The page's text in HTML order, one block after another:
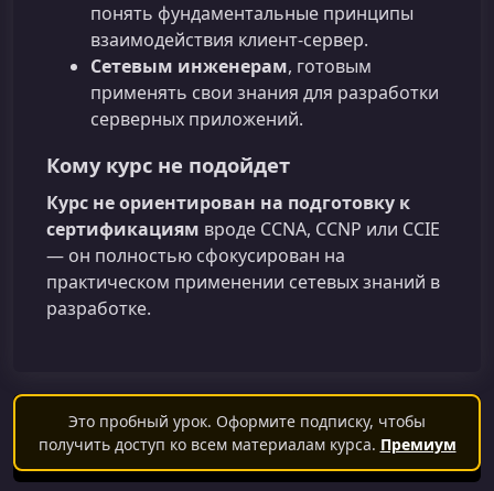
понять фундаментальные принципы
взаимодействия клиент‑сервер.
Сетевым инженерам, готовым
применять свои знания для разработки
серверных приложений.
Кому курс не подойдет
Курс не ориентирован на подготовку к
сертификациям вроде CCNA, CCNP или CCIE
— он полностью сфокусирован на
практическом применении сетевых знаний в
разработке.
Это пробный урок. Оформите подписку, чтобы
получить доступ ко всем материалам курса. Премиум